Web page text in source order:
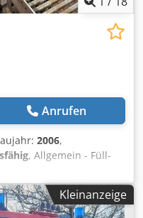
Anrufen
2006,
, Allgemein - Füll-
Bj. 2006 - gepflegte
Laufrichtung links/rechts
stelliger Klammer-
Ozon -
Kleinanzeige